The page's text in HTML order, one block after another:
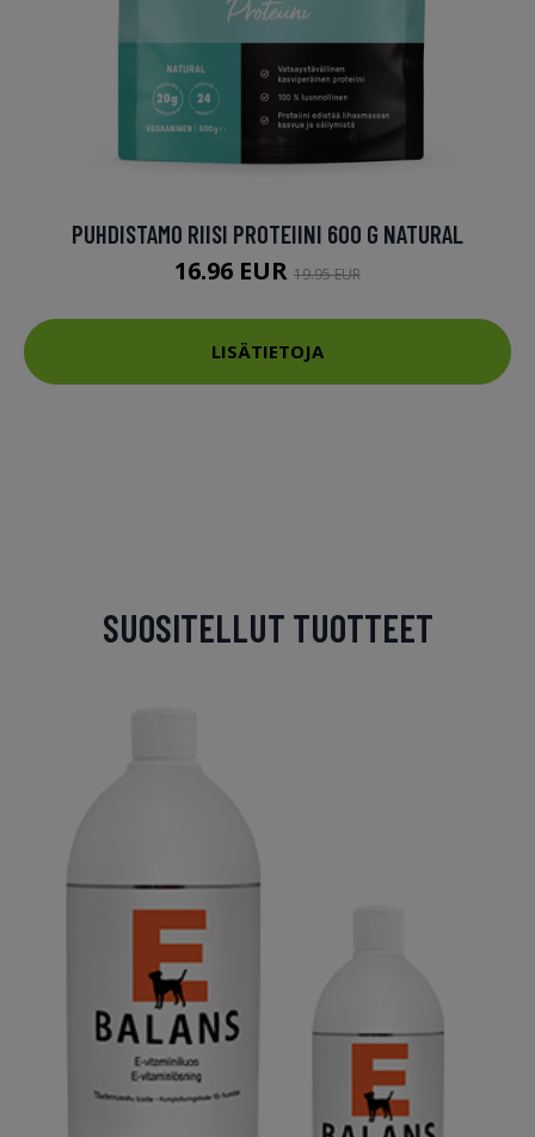
PUHDISTAMO RIISI PROTEIINI 600 G NATURAL
16.96 EUR 19.95 EUR
LISÄTIETOJA
SUOSITELLUT TUOTTEET